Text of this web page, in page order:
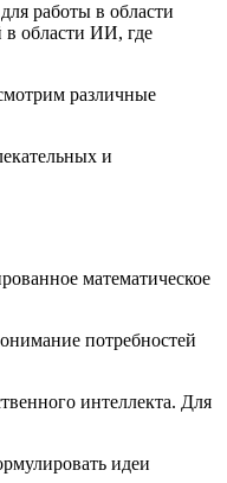
работы в области
в области ИИ, где
различные
и
математическое
потребностей
интеллекта. Для
идеи